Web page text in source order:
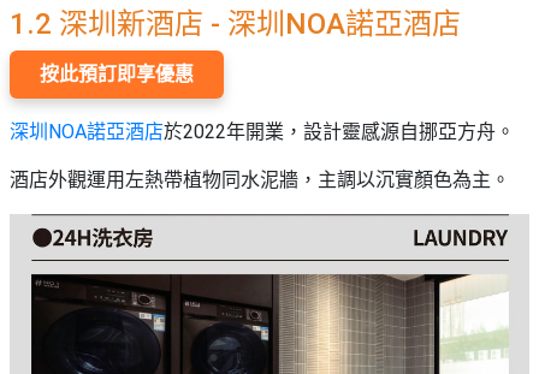
1.2 深圳新酒店 - 深圳NOA諾亞酒店
按此預訂即享優惠
深圳NOA諾亞酒店於2022年開業，設計靈感源自挪亞方舟。
酒店外觀運用左熱帶植物同水泥牆，主調以沉實顏色為主。